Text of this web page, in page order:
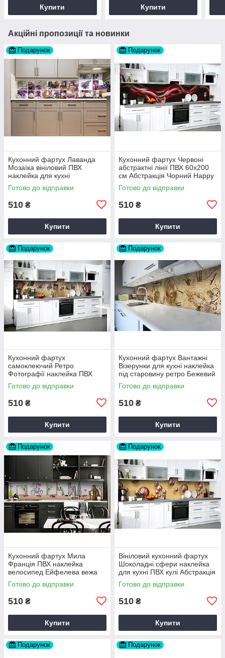
Купити Купити
Акційні пропозиції та новинки
Подарунок
Кухонний фартух Лаванда
Мозаїка вініловий ПВХ
наклейка для кухні
фіолетовий 60х200 см Happy
Pocket Z180251
Готово до відправки
510 ₴
Купити
Подарунок
Кухонний фартух Червоні
абстрактні лінії ПВХ 60х200
см Абстракція Чорний Happy
Pocket Z184164
Готово до відправки
510 ₴
Купити
Подарунок
Кухонний фартух
самоклеючий Ретро
Фотографії наклейка ПВХ
Вінтаж бежевий 60х200 см
Happy Pocket Z180316
Готово до відправки
510 ₴
Купити
Подарунок
Кухонний фартух Вантажні
Візерунки для кухні наклейка
під старовину ретро Бежевий
60х200 см Happy Pocket
Z180561
Готово до відправки
510 ₴
Купити
Подарунок
Кухонний фартух Мила
Франція ПВХ наклейка
велосипед Ейфелева вежа
Бежевий 60х200 см Happy
Pocket Z180806
Готово до відправки
510 ₴
Купити
Подарунок
Вініловий кухонний фартух
Шоколадні сфери наклейка
для кухні ПВХ кулі Абстракція
Бежевий Happy Pocket
Z181709
Готово до відправки
510 ₴
Купити
Подарунок Подарунок